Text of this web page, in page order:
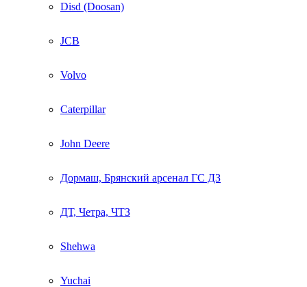
Disd (Doosan)
JCB
Volvo
Caterpillar
John Deere
Дормаш, Брянский арсенал ГС ДЗ
ДТ, Четра, ЧТЗ
Shehwa
Yuchai